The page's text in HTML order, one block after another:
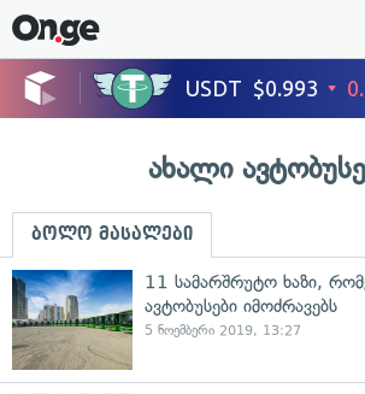
ახალი
ბოლო მასალები
11 სამარშრუტო ხაზი,
ავტობუსები იმოძრავებს
5 ნოემბერი 2019, 13:27